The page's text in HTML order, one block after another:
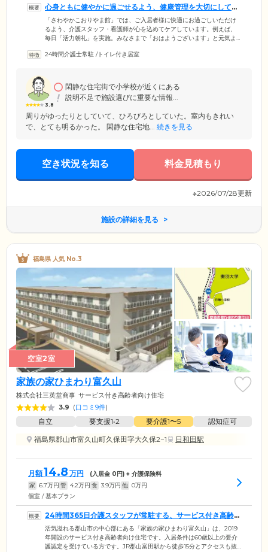
心身ともに健やかに過ごせるよう、健康管理を大切にしてい
ます
「さわやかこおりやま館」では、ご入居者様に快適にお過ごしいただけ
るよう、介護スタッフ・看護師が心を込めてケアしています。例えば、
毎日「活力朝礼」を実施。みなさまで「おはようございます」と元気よ
ョンを楽しめるよう工夫しています。看護師は毎日のバイタル測定や健
し、ご入居者様の健康をしっかりとバックアップしています。
24時間介護士常駐 /トイレ付き居室
3.8
閑静な住宅街で小学校が近くにある
説明不足で施設選びに重要な情報...
周りがゆったりとしていて、ひろびろとしていた。室内もきれい
で、とても明るかった。 閑静な住宅地... 続きを見る
空き状況を知る 料金見積もり
※2026/07/28更新
施設の詳細を見る
福島県 人気 No.3
空室2室
家族の家ひまわり富久山
株式会社三英堂商事 サービス付き高齢者向け住宅
3.9 (口コミ9件)
自立 要支援1•2 要介護1〜5
認知症可
福島県郡山市富久山町久保田字大久保2−1
日和田駅
月額14.8 万円 (入居金 0円) + 介護保険料
家 6.7万円 管 4.2万円 食 3.9万円 他 0万円
個室 / 基本プラン
24時間365日介護スタッフが常駐する、サービス付き高齢者
向け住宅です
活気溢れる郡山市の中心部にある「家族の家ひまわり富久山」は、2019
年開設のサービス付き高齢者向け住宅です。入居条件は60歳以上の要介
護認定を受けている方です。JR郡山富田駅から徒歩15分とアクセスも抜